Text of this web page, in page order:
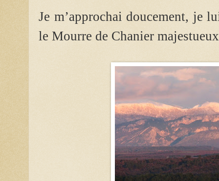
Je m’approchai doucement, je
le Mourre de Chanier